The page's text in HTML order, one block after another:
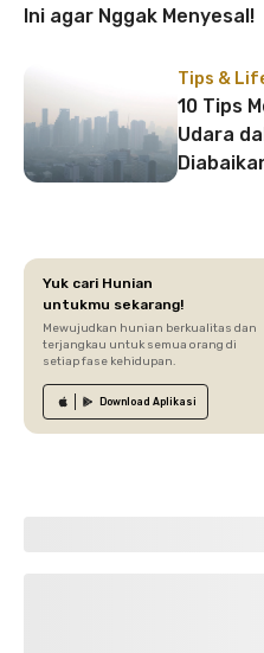
Ini agar Nggak Menyesal!
Tips &
10 Tips
Udara
Yuk cari Hunian
untukmu sekarang!
Mewujudkan hunian berkualitas dan
terjangkau untuk semua orang di
setiap fase kehidupan.
Download Aplikasi